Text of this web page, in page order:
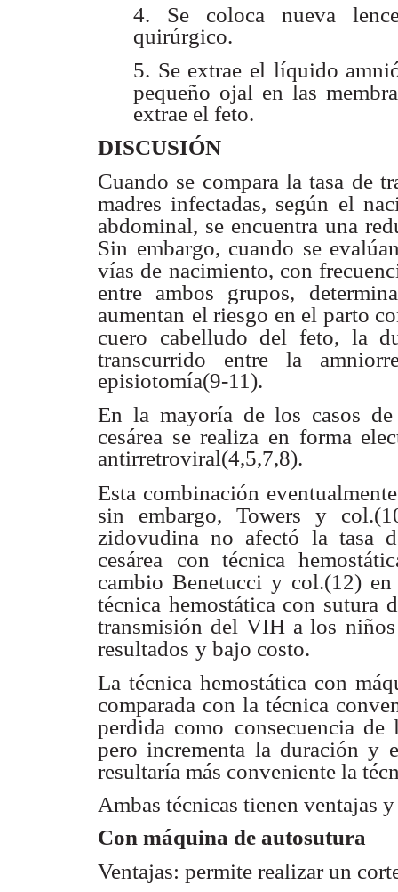
4. Se coloca nueva
quirúrgico.
5. Se extrae el líquido
pequeño ojal en las
extrae el feto.
DISCUSIÓN
Cuando se compara la tasa de
madres infectadas, según el
abdominal, se encuentra una
Sin embargo, cuando se
vías de nacimiento, con
entre ambos grupos,
aumentan el riesgo en el parto
cuero cabelludo del feto, la
transcurrido entre la
episiotomía(9-11).
En la mayoría de los casos de
cesárea se realiza en forma
antirretroviral(4,5,7,8).
Esta combinación
sin embargo, Towers y
zidovudina no afectó la tasa
cesárea
con técnica
cambio Benetucci y col.(12)
técnica hemostática con sutura
transmisión del VIH a los
resultados y bajo costo.
La técnica hemostática con
comparada con la técnica
perdida como consecuencia
pero incrementa la duración y
resultaría más conveniente la
Ambas técnicas tienen ventajas
Con máquina de autosutura
Ventajas: permite realizar un